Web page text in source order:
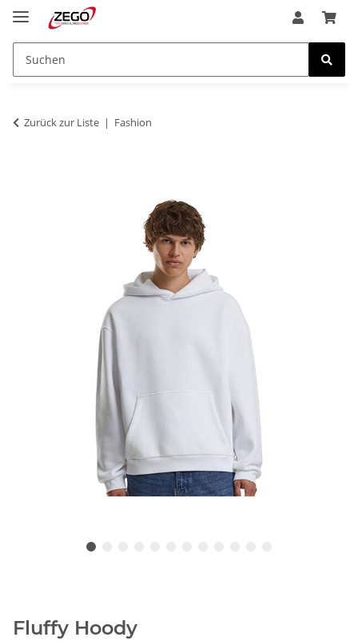
Zurück zur Liste Fashion
Fluffy Hoody